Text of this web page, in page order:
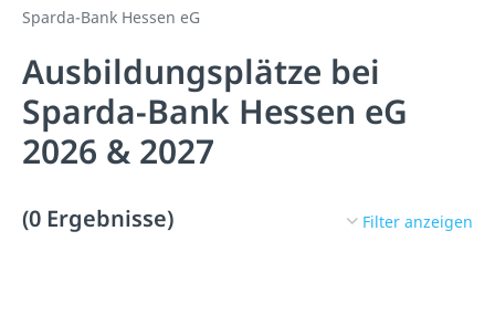
Sparda-Bank Hessen eG
Ausbildungsplätze bei
Sparda-Bank Hessen eG
2026 & 2027
(0 Ergebnisse) Filter anzeigen